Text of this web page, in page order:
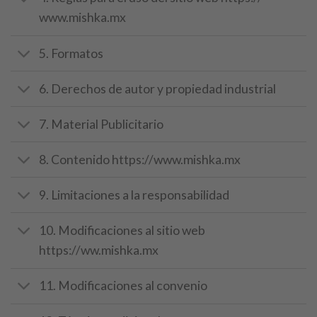
www.mishka.mx
5. Formatos
6. Derechos de autor y propiedad industrial
7. Material Publicitario
8. Contenido https://www.mishka.mx
9. Limitaciones a la responsabilidad
10. Modificaciones al sitio web
https://ww.mishka.mx
11. Modificaciones al convenio